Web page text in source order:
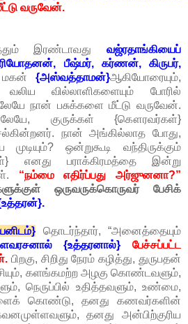
வருவேன்.
இரண்டாவது வஜ்ரதாங்கியைப்
பீஷ்மர், கர்ணன், கிருபர்,
மகன் {அஸ்வத்தாமன்}ஆகியோரையும்,
வலிய வில்லாளிகளையும் போரில்
நான் பசுக்களை மீட்டு வருவேன்.
குருக்கள் {கௌரவர்கள்}
நான் அங்கில்லாத போது,
ஒன்றுகூடி வந்திருக்கும்
எனது பராக்கிரமத்தை இன்று
“நம்மை எதிர்ப்பது அர்ஜுனனா?”
ஒருவருக்கொருவர் பேசிக்
தொடர்ந்தார், “அனைத்தையும்
{உத்தரனால்} பேச்சப்பட்ட
பிறகு, சிறிது நேரம் கழித்து, துருபதன்
களங்கமற்ற அழகு கொண்டவளும்,
நெருப்பில் உதித்தவளும், உண்மை,
கொண்டு, தனது கணவர்களின்
தனது அன்பிற்குரிய